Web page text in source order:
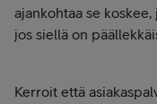
ajankohtaa se
jos siellä on
Kerroit että